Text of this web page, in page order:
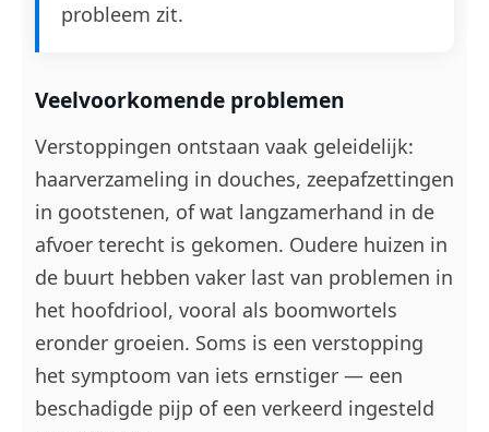
probleem zit.
Veelvoorkomende problemen
Verstoppingen ontstaan vaak geleidelijk:
haarverzameling in douches, zeepafzettingen
in gootstenen, of wat langzamerhand in de
afvoer terecht is gekomen. Oudere huizen in
de buurt hebben vaker last van problemen in
het hoofdriool, vooral als boomwortels
eronder groeien. Soms is een verstopping
het symptoom van iets ernstiger — een
beschadigde pijp of een verkeerd ingesteld